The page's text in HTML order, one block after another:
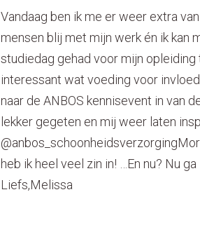
Vandaag ben ik me er weer extra
mensen blij met mijn werk én ik kan
studiedag gehad voor mijn
interessant wat voeding voor
naar de ANBOS kennisevent in van
lekker gegeten en mij weer laten
heb ik heel veel zin in! …En nu? Nu
Liefs,Melissa